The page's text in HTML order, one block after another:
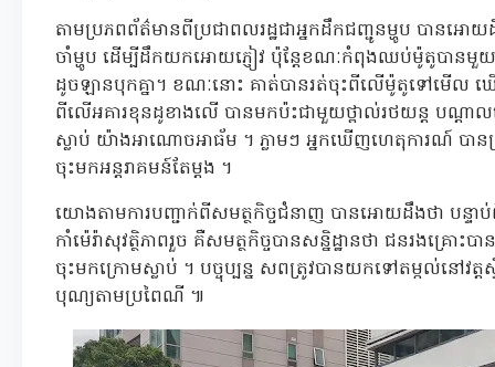
តាមប្រភពព័ត៌មានពីប្រជាពលរដ្ឋជាអ្នកដឹកជញ្ជូនម្ហូប បាន
ចាំម្ហូប ដើម្បីដឹកយកអោយភ្ញៀវ ប៉ុន្តែខណៈកំពុងឈប់ម៉ូតូបានមួ
ដូចឡានបុកគ្នា។ ខណៈនោះ គាត់បានរត់ចុះពីលើម៉ូតូទៅមើល ឃ
ពីលើអគារខុនដូខាងលើ បានមកប៉ះជាមួយថ្ពាល់រថយន្ត បណ្
ស្លាប់ យ៉ាងអាណោចអាធ័ម ។ ភ្លាមៗ អ្នកឃើញហេតុការណ៍ បា
ចុះមកអន្តរាគមន៍តែម្តង ។
យោងតាមការបញ្ជាក់ពីសមត្ថកិច្ចជំនាញ បានអោយដឹងថា បន្ទា
កាំម៉េរ៉ាសុវត្ថិភាពរួច គឺសមត្ថកិច្ចបានសន្និដ្ឋានថា ជនរងគ្រោះ
ចុះមកក្រោមស្លាប់ ។ បច្ចុប្បន្ន សពត្រូវបានយកទៅតម្កល់នៅវត្ត
បុណ្យតាមប្រពៃណី ៕